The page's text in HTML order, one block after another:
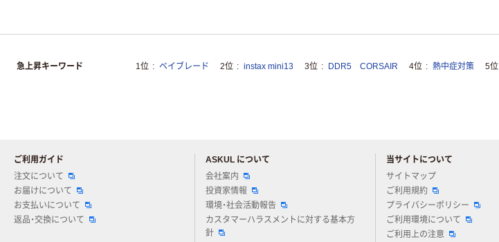
急上昇キーワード 1位 ベイブレード 2位 instax mini13 3位 DDR5 CORSAIR 4位 熱中症対策 5位
ご利用ガイド
注文について
お届けについて
お支払いについて
返品・交換について
ASKUL について
会社案内
投資家情報
環境・社会活動報告
カスタマーハラスメントに対する基本方
針
当サイトについて
サイトマップ
ご利用規約
プライバシーポリシー
ご利用環境について
ご利用上の注意